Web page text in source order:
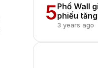
5Phố Wall
phiếu tăng
3 years ago